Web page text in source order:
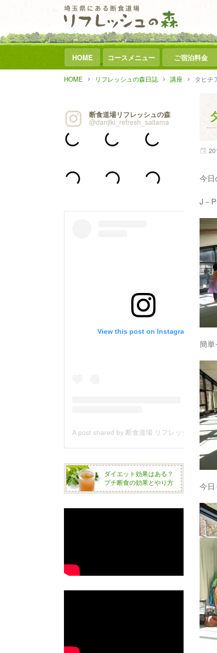
HOME コースメニュー ご宿泊料金
HOME リフレッシュの森日誌 講座 タヒチ
今
J－
簡
今
断食道場リフレッシュの森
@danjiki_refresh_saitama
View this post on Instagram
A post shared by 断食道場 リフレッシュの森 (@danjiki_refresh_saitama)
ダイエット効果はある？
プチ断食の効果とやり方